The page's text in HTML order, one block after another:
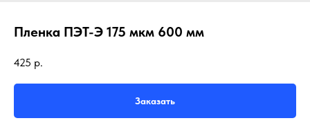
Пленка ПЭТ-Э 175 мкм 600 мм
425 р.
Заказать